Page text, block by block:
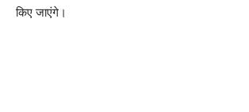
किए जाएंगे।